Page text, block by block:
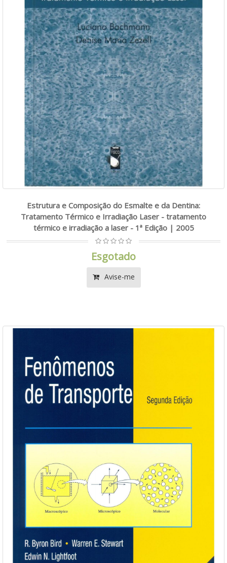
Estrutura e Composição do Esmalte e da Dentina:
Tratamento Térmico e Irradiação Laser - tratamento
térmico e irradiação a laser - 1ª Edição | 2005
Esgotado
Avise-me